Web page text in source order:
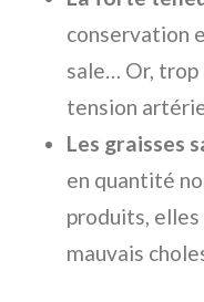
conservation
sale… Or, trop
tension
Les graisses
en quantité
produits,
mauvais